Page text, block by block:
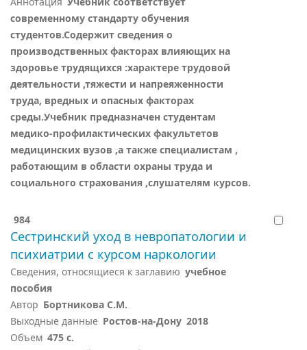
современному стандарту обучения
студентов.Содержит сведения о
производственных факторах влияющих на
здоровье трудящихся :характере трудовой
деятельности ,тяжести и напреяженности
труда, вредных и опасных факторах
среды.Учебник предназначен студентам
медико-профилактических факультетов
медицинских вузов ,а также специалистам ,
работающим в области охраны труда и
социального страхования ,слушателям курсов.
984
Сестринский уход в невропатологии и
психиатрии с курсом наркологии
Сведения, относящиеся к заглавию учебное
пособия
Автор Бортникова С.М.
Выходные данные Ростов-на-Дону 2018
Объем 475 с.